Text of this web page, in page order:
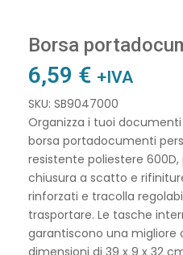
Borsa
6,59 € +IVA
SKU: SB9047000
Organizza i tuoi
borsa portadocumenti
resistente poliestere
chiusura a scatto e
rinforzati e tracolla
trasportare. Le tasche
garantiscono una migliore
dimensioni di 39 x 9 x 32